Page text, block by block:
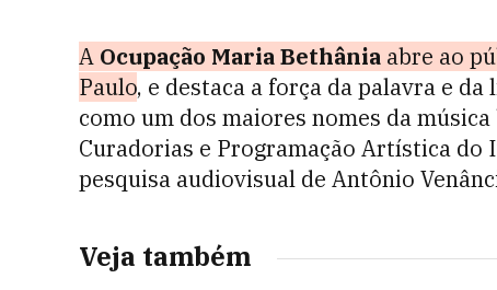
A Ocupação Maria Bethânia abre ao
Paulo, e destaca a força da palavra e
como um dos maiores nomes da
Curadorias e Programação Artística
pesquisa audiovisual de Antônio
Veja também